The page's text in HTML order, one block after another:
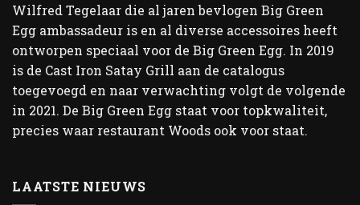
Wilfred Tegelaar die al jaren bevlogen Big Green
Egg ambassadeur is en al diverse accessoires heeft
ontworpen speciaal voor de Big Green Egg. In 2019
is de Cast Iron Satay Grill aan de catalogus
toegevoegd en naar verwachting volgt de volgende
in 2021. De Big Green Egg staat voor topkwaliteit,
precies waar restaurant Woods ook voor staat.
LAATSTE NIEUWS